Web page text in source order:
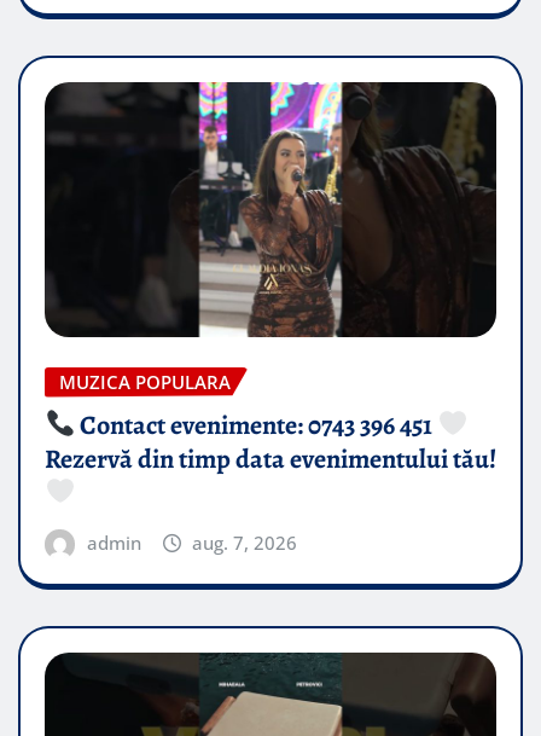
MUZICA POPULARA
Contact evenimente: 0743 396 451
Rezervă din timp data evenimentului tău!
admin aug. 7, 2026